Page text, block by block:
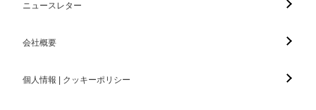
ニュースレター
会社概要
個人情報 | クッキーポリシー